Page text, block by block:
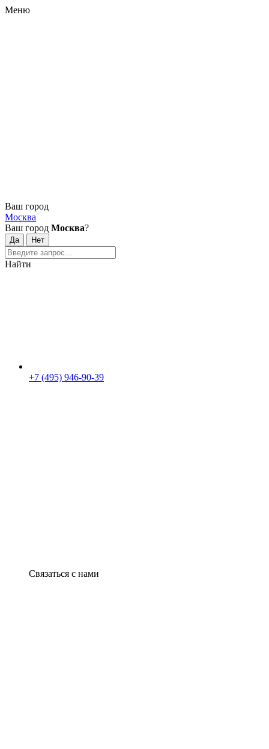
Меню
Ваш город
Москва
Ваш город Москва?
Найти
+7 (495) 946-90-39
Связаться с нами